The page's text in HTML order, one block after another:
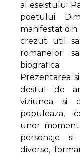
al eseistului
poetului
manifestat din
crezut util sa
romanelor
biografica.
Prezentarea
destul de
viziunea si
populeaza,
unor
personaje si
diverse,